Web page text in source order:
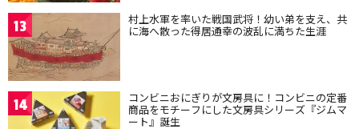
13 村上水軍を率いた戦国武将！幼い弟を支え、共
に海へ散った得居通幸の波乱に満ちた生涯
14 コンビニおにぎりが文房具に！コンビニの定番
商品をモチーフにした文房具シリーズ『ジムマ
ート』誕生